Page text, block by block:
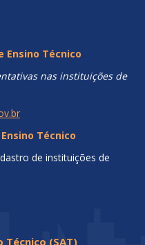
Ensino Técnico
nas instituições de
Técnico
de instituições de
(SAT)